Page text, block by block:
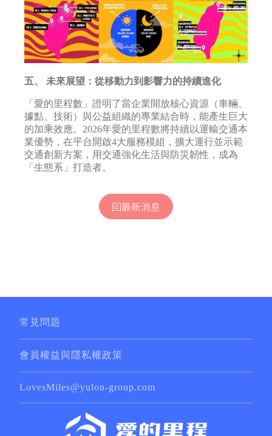
五、 未來展望：從移動力到影響力的持續進化
「愛的里程數」證明了當企業開放核心資源（車輛、
據點、技術）與公益組織的專業結合時，能產生巨大
的加乘效應。2026年愛的里程數將持續以運輸交通本
業優勢，在平台開啟4大服務模組，擴大運行並示範
交通創新方案，用交通強化生活與防災韌性，成為
「生態系」打造者。
回最新消息
常見問題
會員權益與隱私權政策
LovesMiles@yulon-group.com